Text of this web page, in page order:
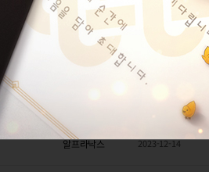
람쎄스 2023-12-14
방패랜서이치고 2023-12-14
알프라낙스 2023-12-14